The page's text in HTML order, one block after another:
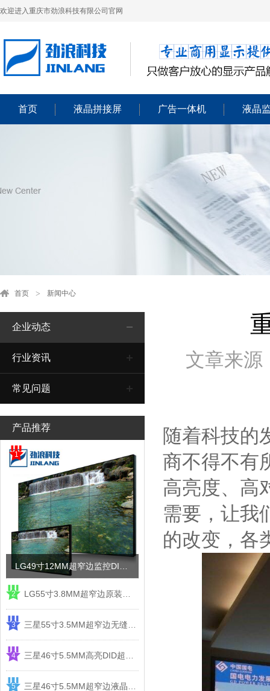
欢迎进入重庆市劲浪科技有限公司官网
首页 液晶拼接屏 广告一体机 液晶
首页 新闻中心
企业动态
行业资讯
常见问题
产品推荐
1
2
3
4
5
文章来源
随着科技的
商不得不有
高亮度、高
需要，让我
的改变，各